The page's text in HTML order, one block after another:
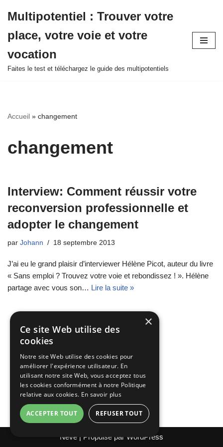
au
contenu
Multipotentiel : Trouver votre
place, votre voie et votre
vocation
Faites le test et téléchargez le guide des multipotentiels
Accueil » changement
changement
Interview: Comment réussir votre
reconversion professionnelle et
adopter le changement
par Johann 18 septembre 2013
J’ai eu le grand plaisir d’interviewer Hélène Picot, auteur du livre
« Sans emploi ? Trouvez votre voie et rebondissez ! ». Hélène
partage avec vous son… Lire la suite »
Neve | Propulsé par WordPress
×
Ce site Web utilise des
cookies
Notre site Web utilise des cookies pour
améliorer l'expérience utilisateur. En
utilisant notre site Web, vous acceptez tous
les cookies conformément à notre Politique
relative aux cookies. En savoir plus
ACCEPTER TOUT REFUSER TOUT